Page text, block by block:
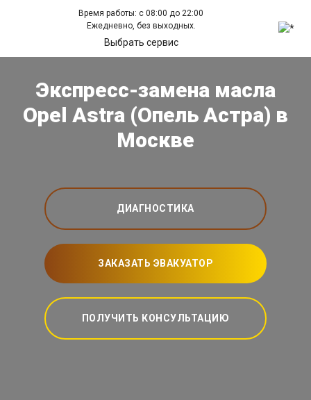
Время работы: с 08:00 до 22:00
Ежедневно, без выходных.
Выбрать сервис
Экспресс-замена масла
Opel Astra (Опель Астра) в
Москве
ДИАГНОСТИКА
ЗАКАЗАТЬ ЭВАКУАТОР
ПОЛУЧИТЬ КОНСУЛЬТАЦИЮ